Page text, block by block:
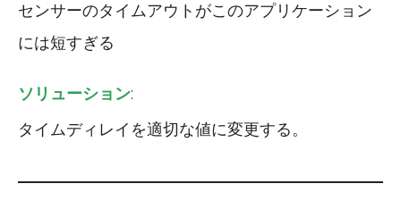
センサーのタイムアウトがこのアプリケーション
には短すぎる
ソリューション:
タイムディレイを適切な値に変更する。